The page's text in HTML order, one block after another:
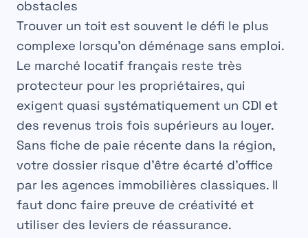
obstacles
Trouver un toit est souvent le défi le plus
complexe lorsqu’on déménage sans emploi.
Le marché locatif français reste très
protecteur pour les propriétaires, qui
exigent quasi systématiquement un CDI et
des revenus trois fois supérieurs au loyer.
Sans fiche de paie récente dans la région,
votre dossier risque d’être écarté d’office
par les agences immobilières classiques. Il
faut donc faire preuve de créativité et
utiliser des leviers de réassurance.